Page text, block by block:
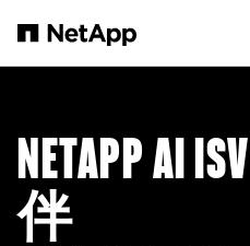
NETAPP AI
伴